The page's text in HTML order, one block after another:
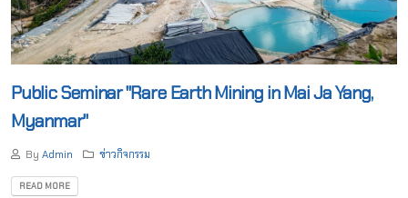
Public Seminar "Rare Earth Mining in Mai Ja Yang,
Myanmar"
By Admin ข่าวกิจกรรม
READ MORE